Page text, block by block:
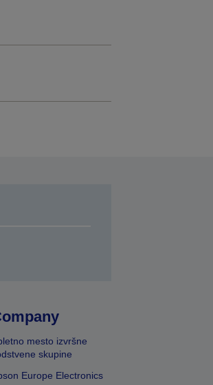
mesto izvršne
skupine
Europe Electronics